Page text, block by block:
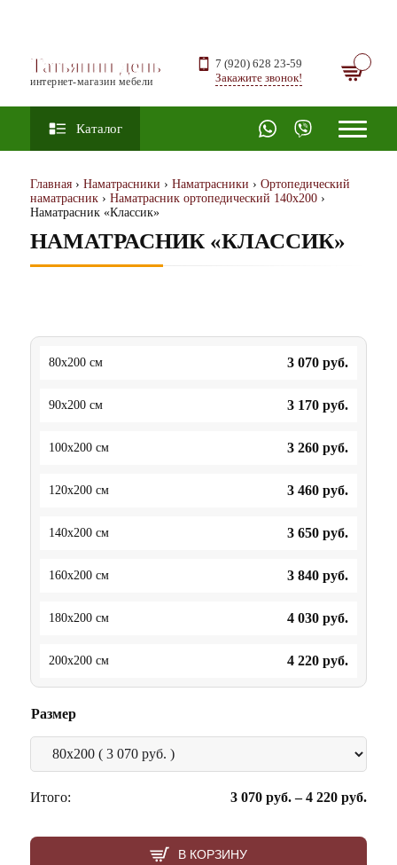
Татьянин день
интернет-магазин мебели
7 (920) 628 23-59
Закажите звонок!
Каталог
Главная › Наматрасники › Наматрасники › Ортопедический
наматрасник › Наматрасник ортопедический 140х200 ›
Наматрасник «Классик»
НАМАТРАСНИК «КЛАССИК»
80x200 см 3 070 руб.
90x200 см 3 170 руб.
100x200 см 3 260 руб.
120x200 см 3 460 руб.
140x200 см 3 650 руб.
160x200 см 3 840 руб.
180x200 см 4 030 руб.
200x200 см 4 220 руб.
Размер
Итого: 3 070 руб.–4 220 руб.
В КОРЗИНУ